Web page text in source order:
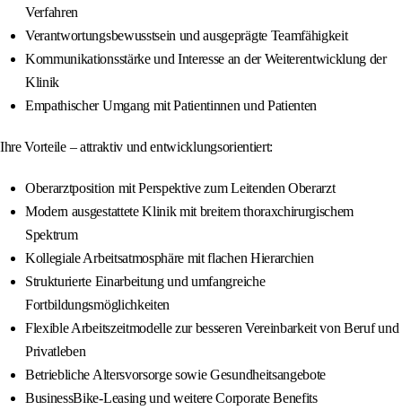
Verfahren
Verantwortungsbewusstsein und ausgeprägte Teamfähigkeit
Kommunikationsstärke und Interesse an der Weiterentwicklung der
Klinik
Empathischer Umgang mit Patientinnen und Patienten
Ihre Vorteile – attraktiv und entwicklungsorientiert:
Oberarztposition mit Perspektive zum Leitenden Oberarzt
Modern ausgestattete Klinik mit breitem thoraxchirurgischem
Spektrum
Kollegiale Arbeitsatmosphäre mit flachen Hierarchien
Strukturierte Einarbeitung und umfangreiche
Fortbildungsmöglichkeiten
Flexible Arbeitszeitmodelle zur besseren Vereinbarkeit von Beruf und
Privatleben
Betriebliche Altersvorsorge sowie Gesundheitsangebote
BusinessBike-Leasing und weitere Corporate Benefits